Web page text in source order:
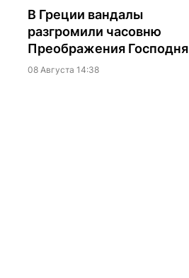
В Греции вандалы
разгромили часовню
Преображения Господня
08 Августа 14:38